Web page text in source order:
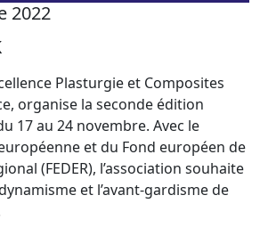
2022
Plasturgie et Composites
organise la seconde édition
17 au 24 novembre. Avec le
et du Fond européen de
(FEDER), l’association souhaite
et l’avant-gardisme de